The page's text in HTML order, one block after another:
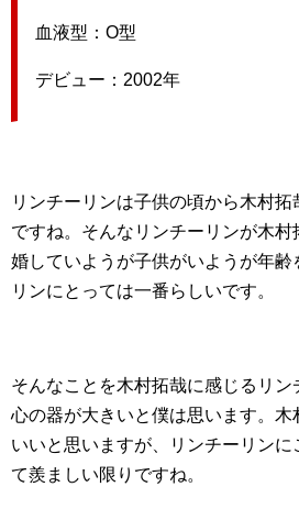
血液型：O型
デビュー：2002年
リンチーリンは子供の頃から木村拓
ですね。そんなリンチーリンが木
婚していようが子供がいようが年齢
リンにとっては一番らしいです。
そんなことを木村拓哉に感じるリン
心の器が大きいと僕は思います。木
いいと思いますが、リンチーリンに
て羨ましい限りですね。